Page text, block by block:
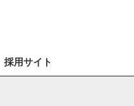
採用サイト